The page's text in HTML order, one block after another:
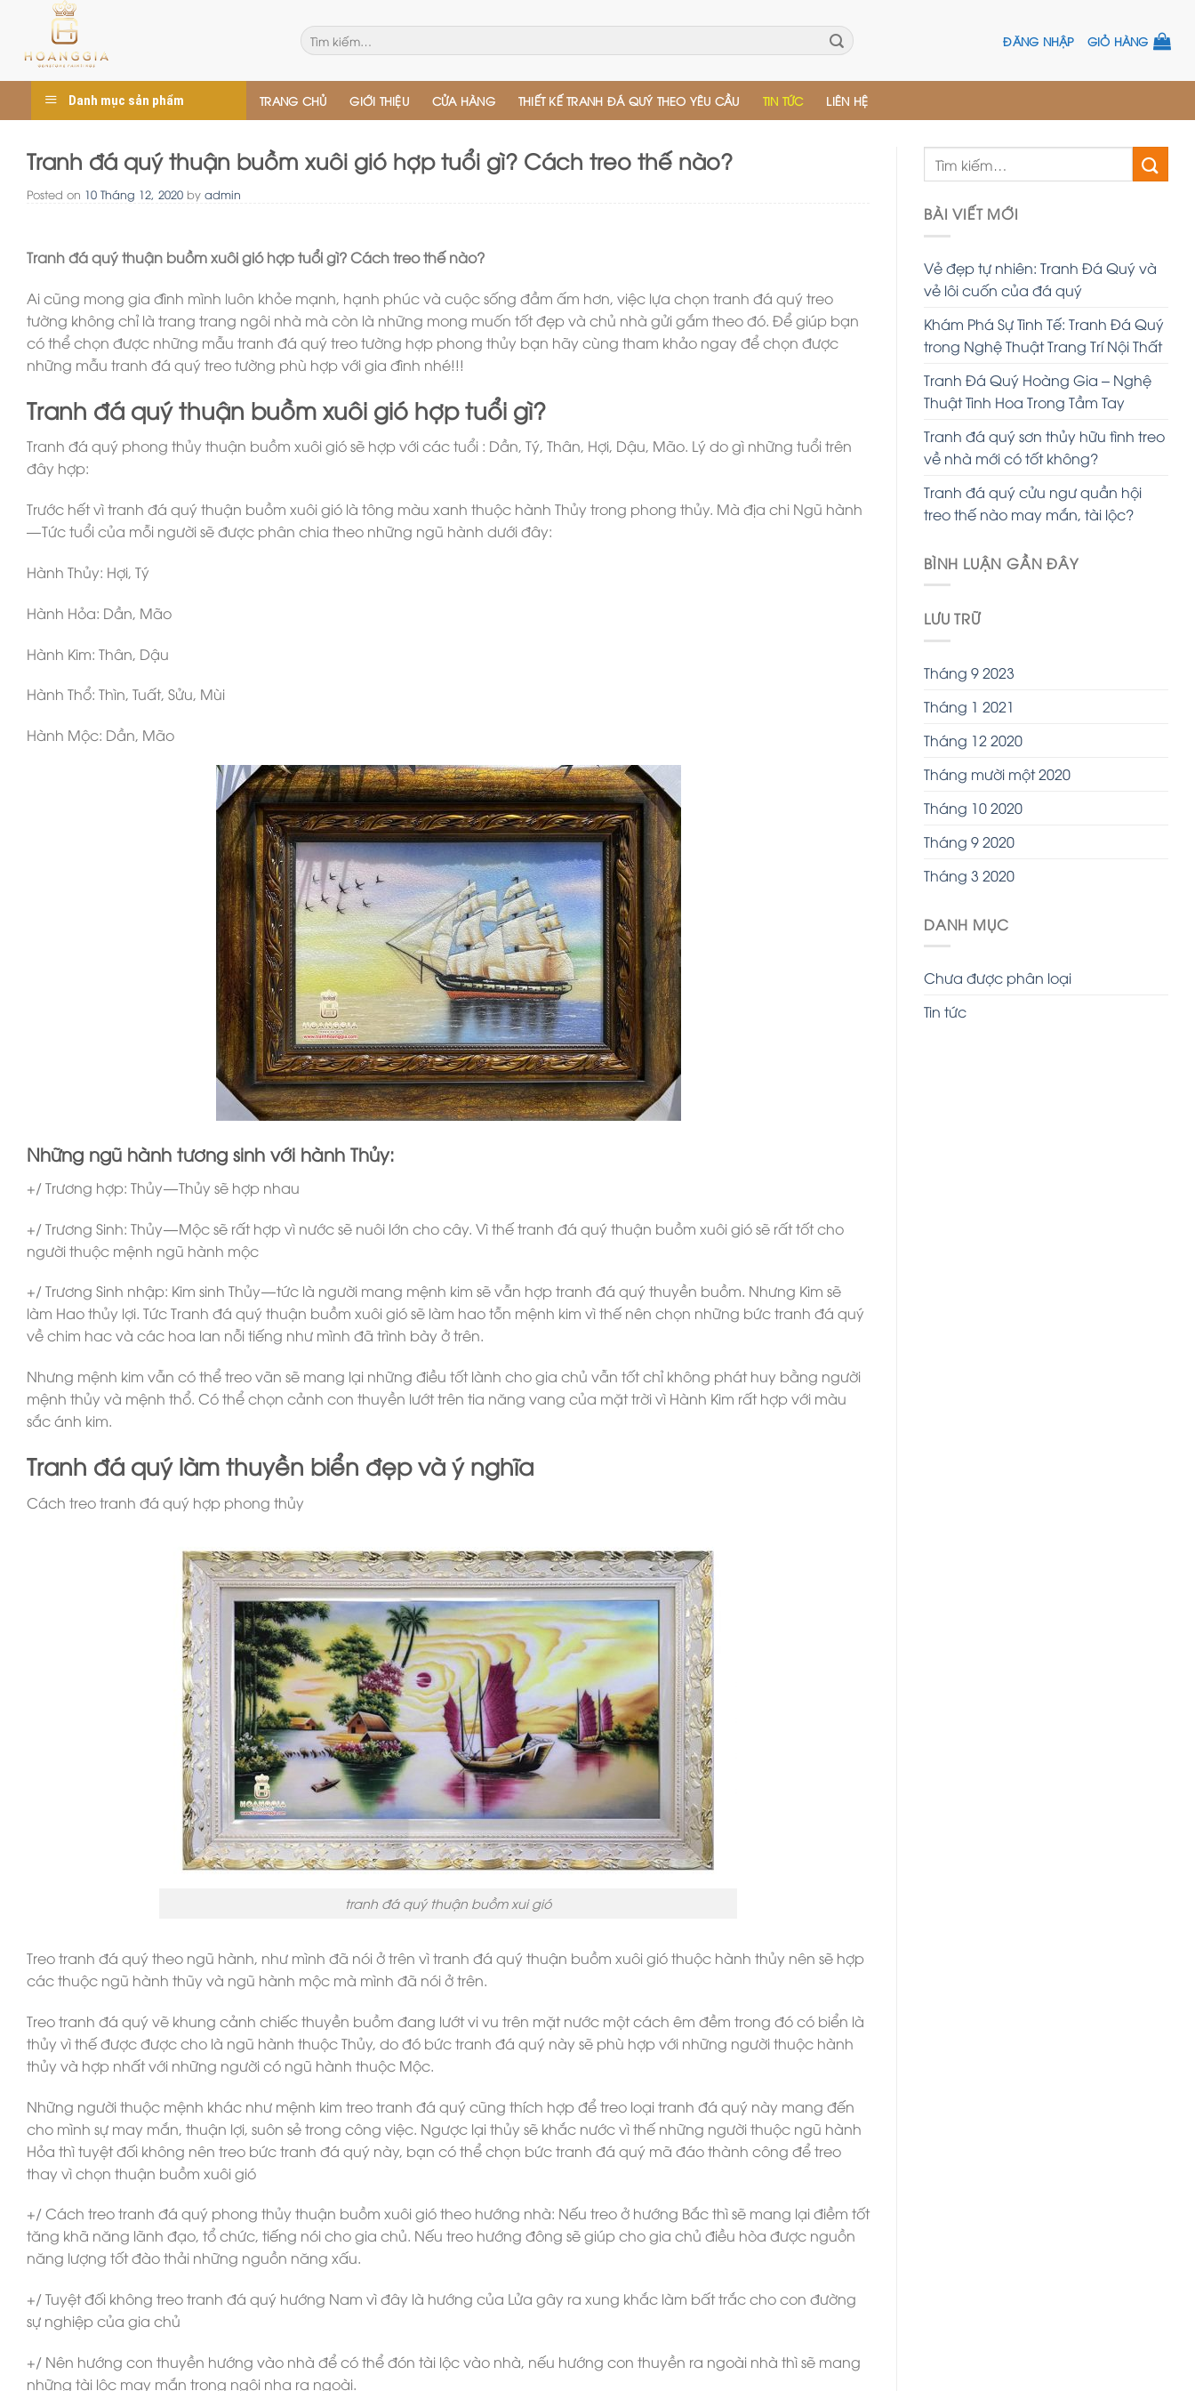
content
Tìm
kiếm:
ĐĂNG NHẬP GIỎ HÀNG
Danh mục sản phẩm TRANG CHỦ GIỚI THIỆU CỬA HÀNG THIẾT KẾ TRANH ĐÁ QUÝ THEO YÊU CẦU TIN TỨC LIÊN HỆ
Tranh đá quý thuận buồm xuôi gió hợp tuổi gì? Cách treo thế nào?
Posted on 10 Tháng 12, 2020 by admin
Tranh đá quý thuận buồm xuôi gió hợp tuổi gì? Cách treo thế nào?
Ai cũng mong gia đình mình luôn khỏe mạnh, hạnh phúc và cuộc sống đầm ấm hơn, việc lựa chọn tranh đá quý treo
tường không chỉ là trang trang ngôi nhà mà còn là những mong muốn tốt đẹp và chủ nhà gửi gắm theo đó. Để giúp bạn
có thể chọn được những mẫu tranh đá quý treo tường hợp phong thủy bạn hãy cùng tham khảo ngay để chọn được
những mẫu tranh đá quý treo tường phù hợp với gia đình nhé!!!
Tranh đá quý thuận buồm xuôi gió hợp tuổi gì?
Tranh đá quý phong thủy thuận buồm xuôi gió sẽ hợp với các tuổi : Dần, Tý, Thân, Hợi, Dậu, Mão. Lý do gì những tuổi trên
đây hợp:
Trước hết vì tranh đá quý thuận buồm xuôi gió là tông màu xanh thuộc hành Thủy trong phong thủy. Mà địa chi Ngũ hành
— Tức tuổi của mỗi người sẽ được phân chia theo những ngũ hành dưới đây:
Hành Thủy: Hợi, Tý
Hành Hỏa: Dần, Mão
Hành Kim: Thân, Dậu
Hành Thổ: Thìn, Tuất, Sửu, Mùi
Hành Mộc: Dần, Mão
Những ngũ hành tương sinh với hành Thủy:
+/ Trương hợp: Thủy — Thủy sẽ hợp nhau
+/ Trương Sinh: Thủy — Mộc sẽ rất hợp vì nước sẽ nuôi lớn cho cây. Vì thế tranh đá quý thuận buồm xuôi gió sẽ rất tốt cho
người thuộc mệnh ngũ hành mộc
+/ Trương Sinh nhập: Kim sinh Thủy — tức là người mang mệnh kim sẽ vẫn hợp tranh đá quý thuyền buồm. Nhưng Kim sẽ
làm Hao thủy lợi. Tức Tranh đá quý thuận buồm xuôi gió sẽ làm hao tỗn mệnh kim vì thế nên chọn những bức tranh đá quý
về chim hac và các hoa lan nỗi tiếng như mình đã trình bày ở trên.
Nhưng mệnh kim vẫn có thể treo vãn sẽ mang lại những điều tốt lành cho gia chủ vẫn tốt chỉ không phát huy bằng người
mệnh thủy và mệnh thổ. Có thể chọn cảnh con thuyền lướt trên tia năng vang của mặt trời vì Hành Kim rất hợp với màu
sắc ánh kim.
Tranh đá quý làm thuyền biển đẹp và ý nghĩa
Cách treo tranh đá quý hợp phong thủy
tranh đá quý thuận buồm xui gió
Treo tranh đá quý theo ngũ hành, như mình đã nói ở trên vì tranh đá quý thuận buồm xuôi gió thuộc hành thủy nên sẽ hợp
các thuộc ngũ hành thũy và ngũ hành mộc mà mình đã nói ở trên.
Treo tranh đá quý vẽ khung cảnh chiếc thuyền buồm đang lướt vi vu trên mặt nước một cách êm đềm trong đó có biển là
thủy vì thế được được cho là ngũ hành thuộc Thủy, do đó bức tranh đá quý này sẽ phù hợp với những người thuộc hành
thủy và hợp nhất với những người có ngũ hành thuộc Mộc.
Những người thuộc mệnh khác như mệnh kim treo tranh đá quý cũng thích hợp để treo loại tranh đá quý này mang đến
cho mình sự may mắn, thuận lợi, suôn sẻ trong công việc. Ngược lại thủy sẽ khắc nước vì thế những người thuộc ngũ hành
Hỏa thì tuyệt đối không nên treo bức tranh đá quý này, bạn có thể chọn bức tranh đá quý mã đáo thành công để treo
thay vì chọn thuận buồm xuôi gió
+/ Cách treo tranh đá quý phong thủy thuận buồm xuôi gió theo hướng nhà: Nếu treo ở hướng Bắc thì sẽ mang lại điềm tốt
tăng khã năng lãnh đạo, tổ chức, tiếng nói cho gia chủ. Nếu treo hướng đông sẽ giúp cho gia chủ điều hòa được nguồn
năng lượng tốt đào thải những nguồn năng xấu.
+/ Tuyệt đối không treo tranh đá quý hướng Nam vì đây là hướng của Lửa gây ra xung khắc làm bất trắc cho con đường
sự nghiệp của gia chủ
+/ Nên hướng con thuyền hướng vào nhà để có thể đón tài lộc vào nhà, nếu hướng con thuyền ra ngoài nhà thì sẽ mang
những tài lộc may mắn trong ngôi nha ra ngoài.
BÀI VIẾT MỚI
Vẻ đẹp tự nhiên: Tranh Đá Quý và
vẻ lôi cuốn của đá quý
Khám Phá Sự Tinh Tế: Tranh Đá Quý
trong Nghệ Thuật Trang Trí Nội Thất
Tranh Đá Quý Hoàng Gia – Nghệ
Thuật Tinh Hoa Trong Tầm Tay
Tranh đá quý sơn thủy hữu tình treo
về nhà mới có tốt không?
Tranh đá quý cửu ngư quần hội
treo thế nào may mắn, tài lộc?
BÌNH LUẬN GẦN ĐÂY
LƯU TRỮ
Tháng 9 2023
Tháng 1 2021
Tháng 12 2020
Tháng mười một 2020
Tháng 10 2020
Tháng 9 2020
Tháng 3 2020
DANH MỤC
Chưa được phân loại
Tin tức